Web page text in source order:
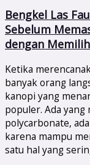
Bengkel Las
Sebelum
dengan
Ketika
banyak orang
kanopi yang
populer. Ada
polycarbonate,
karena mampu
satu hal yang